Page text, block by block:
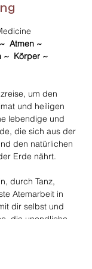
Atmen ~
~  Körper ~
um den
und heiligen
lebendige und
die sich aus der
den natürlichen
Erde nährt.
durch Tanz,
Atemarbeit in
dir selbst und
die unendliche